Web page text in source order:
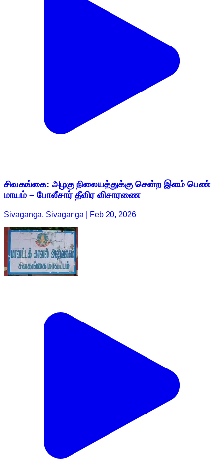
சிவகங்கை: அழகு நிலையத்துக்கு சென்ற இளம் பெண்
மாயம் – போலீசார் தீவிர விசாரணை
Sivaganga, Sivaganga | Feb 20, 2026